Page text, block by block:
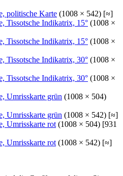
politische Karte (1008 × 542) [≈]
Tissotsche Indikatrix, 15° (1008 ×
Tissotsche Indikatrix, 15° (1008 ×
Tissotsche Indikatrix, 30° (1008 ×
Tissotsche Indikatrix, 30° (1008 ×
Umrisskarte grün (1008 × 504)
Umrisskarte grün (1008 × 542) [≈]
Umrisskarte rot (1008 × 504) [931
Umrisskarte rot (1008 × 542) [≈]